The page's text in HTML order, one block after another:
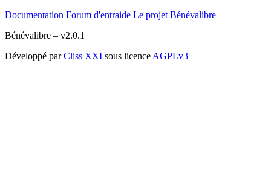
Documentation Forum d'entraide Le projet Bénévalibre
Bénévalibre – v2.0.1
Développé parCliss XXI sous licence AGPLv3+